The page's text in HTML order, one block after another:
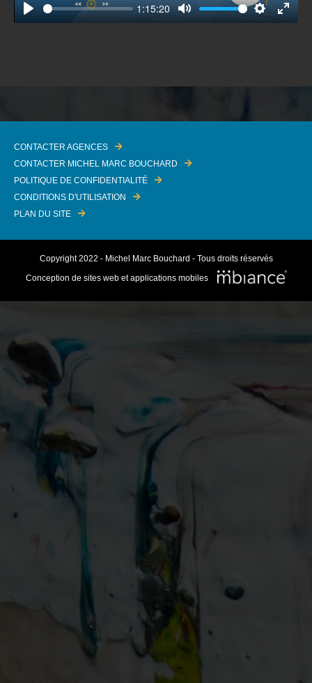
Play
1:15:20
Mute SettingsEnter
CONTACTER AGENCES
CONTACTER MICHEL MARC BOUCHARD
POLITIQUE DE CONFIDENTIALITÉ
CONDITIONS D'UTILISATION
PLAN DU SITE
Copyright 2022 - Michel Marc Bouchard - Tous droits réservés
Conception de sites web et applications mobiles